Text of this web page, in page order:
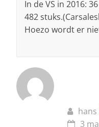
In de VS in 2016:
482
Hoezo wordt er
hans
3